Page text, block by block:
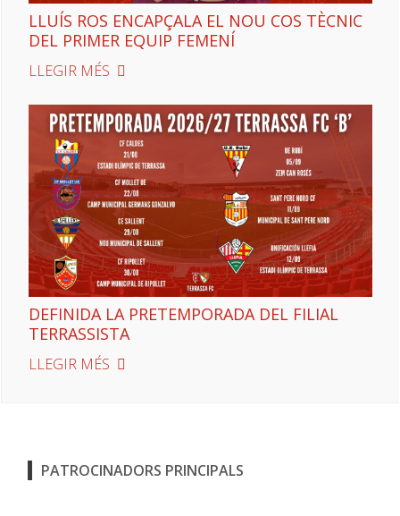
LLUÍS ROS ENCAPÇALA EL NOU COS TÈCNIC
DEL PRIMER EQUIP FEMENÍ
LLEGIR MÉS
DEFINIDA LA PRETEMPORADA DEL FILIAL
TERRASSISTA
LLEGIR MÉS
PATROCINADORS PRINCIPALS